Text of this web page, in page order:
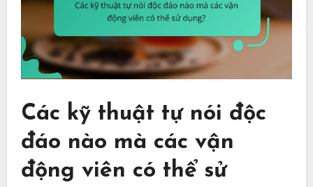
Các kỹ thuật tự nói độc
đáo nào mà các vận
động viên có thể sử